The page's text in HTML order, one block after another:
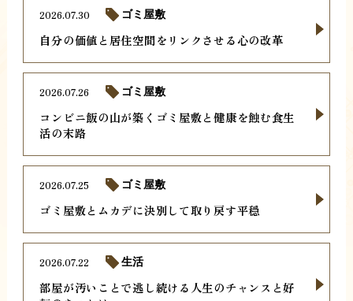
自分の価値と居住空間をリンクさせる心の改革
2026.07.30 ゴミ屋敷
コンビニ飯の山が築くゴミ屋敷と健康を蝕む食生
活の末路
2026.07.26 ゴミ屋敷
ゴミ屋敷とムカデに決別して取り戻す平穏
2026.07.25 ゴミ屋敷
部屋が汚いことで逃し続ける人生のチャンスと好
2026.07.22 生活